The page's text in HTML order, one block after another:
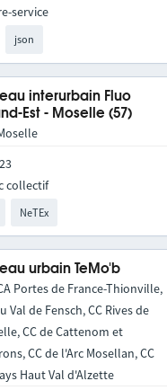
json
service
interurbain Fluo
Est - Moselle (57)
NeTEx
collectif
urbain TeMo'b
Portes de France-Thionville,
Val de Fensch, CC Rives de
CC de Cattenom et
CC de l'Arc Mosellan, CC
Haut Val d'Alzette